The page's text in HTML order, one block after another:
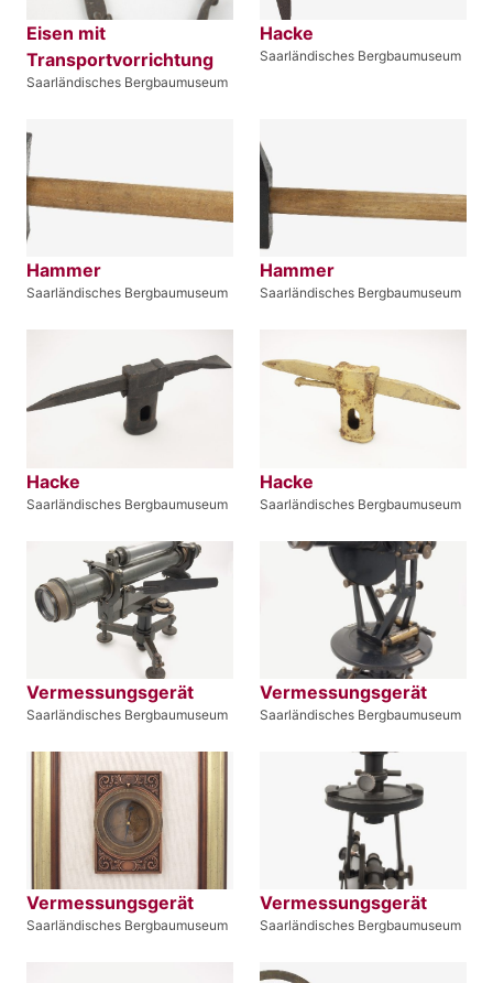
Eisen mit
Transportvorrichtung
Saarländisches Bergbaumuseum
Hacke
Saarländisches Bergbaumuseum
Hammer
Saarländisches Bergbaumuseum
Hammer
Saarländisches Bergbaumuseum
Hacke
Saarländisches Bergbaumuseum
Hacke
Saarländisches Bergbaumuseum
Vermessungsgerät
Saarländisches Bergbaumuseum
Vermessungsgerät
Saarländisches Bergbaumuseum
Vermessungsgerät
Saarländisches Bergbaumuseum
Vermessungsgerät
Saarländisches Bergbaumuseum